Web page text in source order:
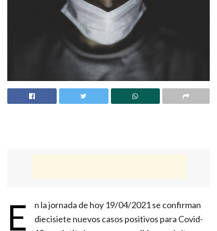
E
n la jornada de hoy 19/04/2021 se confirman
diecisiete nuevos casos positivos para Covid-